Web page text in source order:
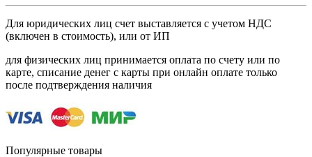
Для юридических лиц счет выставляется с учетом НДС
(включен в стоимость), или от ИП
для физических лиц принимается оплата по счету или по
карте, списание денег с карты при онлайн оплате только
после подтверждения наличия
Популярные товары